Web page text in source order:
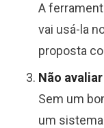
A
vai usá-la
proposta
Não
Sem um
um